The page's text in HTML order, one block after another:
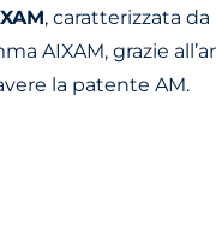
, caratterizzata
AIXAM, grazie
la patente AM.